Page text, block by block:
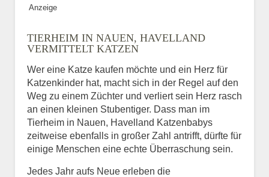
BILD HOCHLADEN
Vermisst seit
Ort des Verschwindens
Anzeige
TIERHEIM IN NAUEN, HAVELLAND
VERMITTELT KATZEN
Wer eine Katze kaufen möchte und ein Herz für
Katzenkinder hat, macht sich in der Regel auf den
Weg zu einem Züchter und verliert sein Herz rasch
an einen kleinen Stubentiger. Dass man im
Tierheim in Nauen, Havelland Katzenbabys
zeitweise ebenfalls in großer Zahl antrifft, dürfte für
einige Menschen eine echte Überraschung sein.
Jedes Jahr aufs Neue erleben die